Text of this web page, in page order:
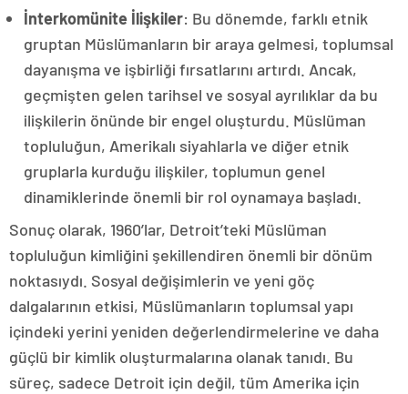
İnterkomünite İlişkiler: Bu dönemde, farklı etnik
gruptan Müslümanların bir araya gelmesi, toplumsal
dayanışma ve işbirliği fırsatlarını artırdı. Ancak,
geçmişten gelen tarihsel ve sosyal ayrılıklar da bu
ilişkilerin önünde bir engel oluşturdu. Müslüman
topluluğun, Amerikalı siyahlarla ve diğer etnik
gruplarla kurduğu ilişkiler, toplumun genel
dinamiklerinde önemli bir rol oynamaya başladı.
Sonuç olarak, 1960’lar, Detroit’teki Müslüman
topluluğun kimliğini şekillendiren önemli bir dönüm
noktasıydı. Sosyal değişimlerin ve yeni göç
dalgalarının etkisi, Müslümanların toplumsal yapı
içindeki yerini yeniden değerlendirmelerine ve daha
güçlü bir kimlik oluşturmalarına olanak tanıdı. Bu
süreç, sadece Detroit için değil, tüm Amerika için